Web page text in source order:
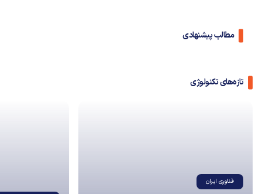
مطالب پیشنهادی
تازه‌های تکنولوژی
فناوری ایران